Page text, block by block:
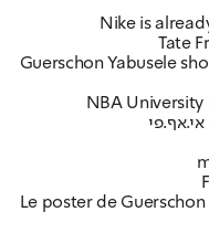
Nike is
Guerschon Yabusele
אי.אף.פי
Le poster de